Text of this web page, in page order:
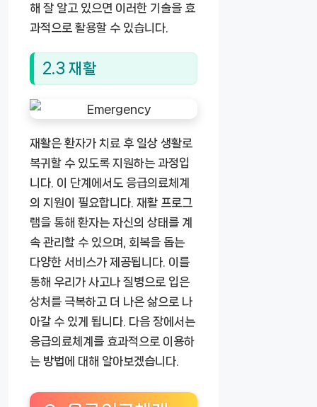
해 잘 알고 있으면 이러한 기술을 효
과적으로 활용할 수 있습니다.
2.3 재활
재활은 환자가 치료 후 일상 생활로
복귀할 수 있도록 지원하는 과정입
니다. 이 단계에서도 응급의료체계
의 지원이 필요합니다. 재활 프로그
램을 통해 환자는 자신의 상태를 계
속 관리할 수 있으며, 회복을 돕는
다양한 서비스가 제공됩니다. 이를
통해 우리가 사고나 질병으로 입은
상처를 극복하고 더 나은 삶으로 나
아갈 수 있게 됩니다. 다음 장에서는
응급의료체계를 효과적으로 이용하
는 방법에 대해 알아보겠습니다.